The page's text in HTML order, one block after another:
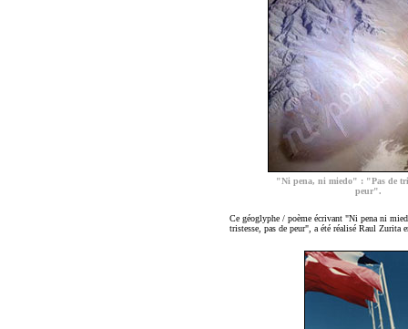
"Ni pena, ni miedo" : "Pas de
peur".
Ce géoglyphe / poème écrivant "Ni pena ni
tristesse, pas de peur", a été réalisé Raul Zurita